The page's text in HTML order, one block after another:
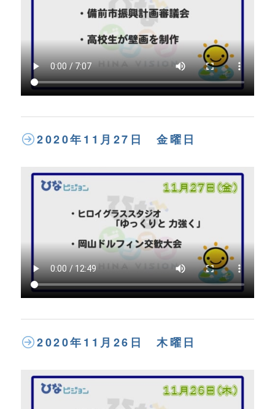
2020年11月27日 金曜日
2020年11月26日 木曜日